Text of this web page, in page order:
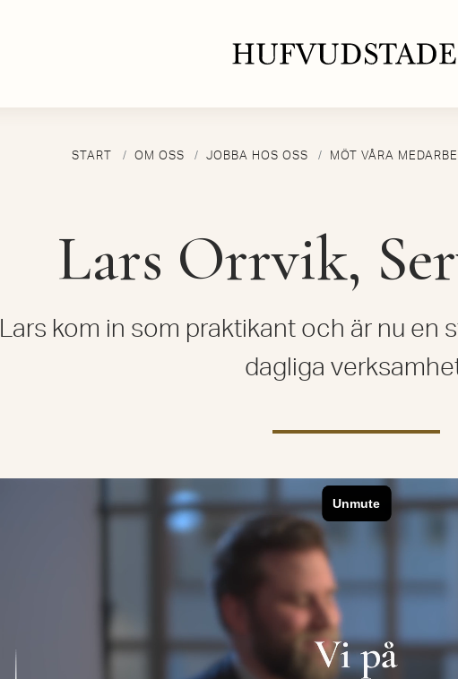
START OM OSS JOBBA HOS OSS MÖT VÅRA
Lars Orrvik,
Lars kom in som praktikant och är nu en
dagliga